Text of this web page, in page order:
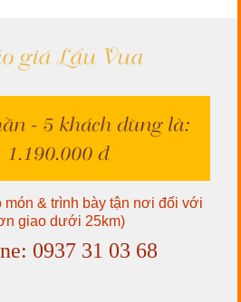
giá Lẩu Vua
- 5 khách dùng là:
1.190.000 đ
món & trình bày tận nơi đối với
giao dưới 25km)
0937 31 03 68